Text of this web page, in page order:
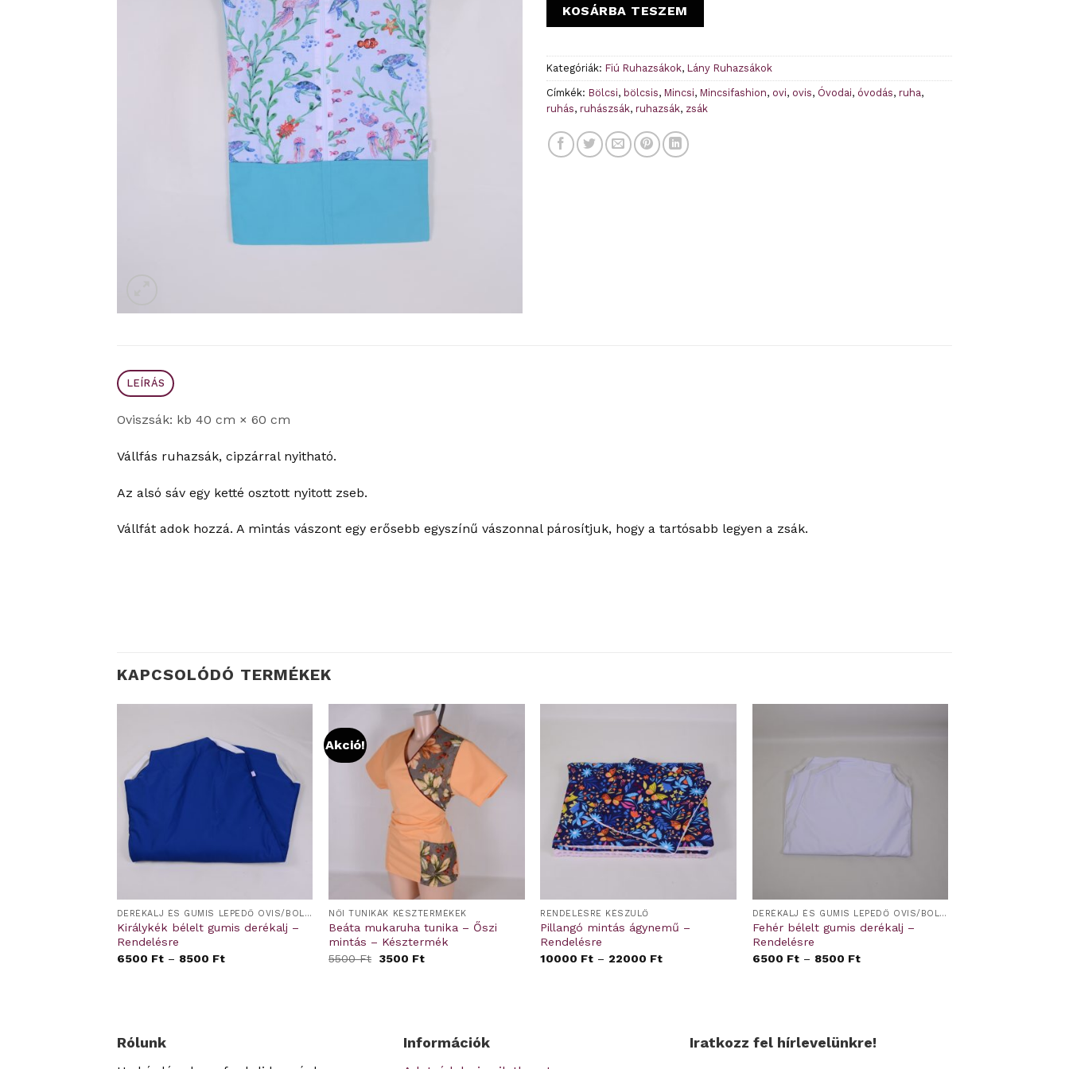
KOSÁRBA TESZEM
Kategóriák: Fiú Ruhazsákok, Lány Ruhazsákok
Címkék: Bölcsi, bölcsis, Mincsi, Mincsifashion, ovi, ovis, Óvodai, óvodás, ruha,
ruhás, ruhászsák, ruhazsák, zsák
LEÍRÁS
Oviszsák: kb 40 cm × 60 cm
Vállfás ruhazsák, cipzárral nyitható.
Az alsó sáv egy ketté osztott nyitott zseb.
Vállfát adok hozzá. A mintás vászont egy erősebb egyszínű vászonnal párosítjuk, hogy a tartósabb legyen a zsák.
KAPCSOLÓDÓ TERMÉKEK
DERÉKALJ ÉS GUMIS LEPEDŐ OVIS/BÖLCSIS FEKTETŐRE
Királykék bélelt gumis derékalj –
Rendelésre
6500 Ft– 8500 Ft
Akció!
NŐI TUNIKÁK KÉSZTERMÉKEK
Beáta mukaruha tunika – Őszi
mintás – Késztermék
5500Ft
Original
3500 FtCurrent
RENDELÉSRE KÉSZÜLŐ
Pillangó mintás ágynemű –
Rendelésre
10000 Ft – 22000 Ft
DERÉKALJ ÉS GUMIS LEPEDŐ OVIS/BÖLCSIS FEKTETŐRE
Fehér bélelt gumis derékalj –
Rendelésre
6500 Ft– 8500 Ft
Rólunk Információk Iratkozz fel hírlevelünkre!